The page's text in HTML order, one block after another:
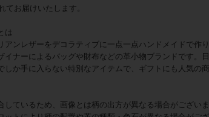
てお届けいたします。
は
アンレザーをデコラティブに一点一点ハンドメイドで作り
イナーによるバッグや財布などの革小物ブランドです。日
しか手に入らない特別なアイテムで、ギフトにも人気の商
ているため、画像とは柄の出方が異なる場合がございま